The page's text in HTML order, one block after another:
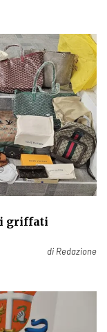
griffati
di Redazione